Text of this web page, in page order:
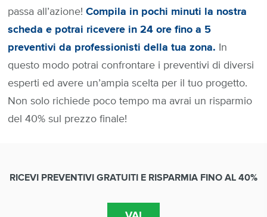
passa all’azione! Compila in pochi minuti la nostra
scheda e potrai ricevere in 24 ore fino a 5
preventivi da professionisti della tua zona.
In
questo modo potrai confrontare i preventivi di diversi
esperti ed avere un’ampia scelta per il tuo progetto.
Non solo richiede poco tempo ma avrai un risparmio
del 40% sul prezzo finale!
RICEVI PREVENTIVI GRATUITI E RISPARMIA FINO AL 40%